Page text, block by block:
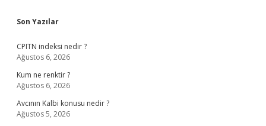
Sidebar
Son Yazılar
CPITN indeksi nedir ?
Ağustos 6, 2026
Kum ne renktir ?
Ağustos 6, 2026
Avcının Kalbi konusu nedir ?
Ağustos 5, 2026